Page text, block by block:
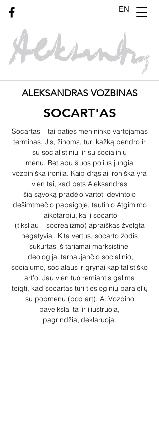
ALEKSANDRAS VOZBINAS
EN
SOCART'AS
Socartas – tai paties menininko vartojamas
terminas. Jis, žinoma, turi kažką bendro ir
su socialistiniu, ir su socialiniu
menu. Bet abu šiuos polius jungia
vozbiniška ironija. Kaip drąsiai ironiška yra
vien tai, kad pats Aleksandras
šią sąvoką pradėjo vartoti devintojo
dešimtmečio pabaigoje, tautinio Atgimimo
laikotarpiu, kai į socarto
(tiksliau – socrealizmo) apraiškas žvelgta
negatyviai. Kita vertus, socarto žodis
sukurtas iš tariamai marksistinei
ideologijai tarnaujančio socialinio,
socialumo, socialaus ir grynai kapitalistiško
art’o. Jau vien tuo remiantis galima
teigti, kad socartas turi tiesioginių paralelių
su popmenu (pop art). A. Vozbino
paveikslai tai ir iliustruoja,
pagrindžia, deklaruoja.